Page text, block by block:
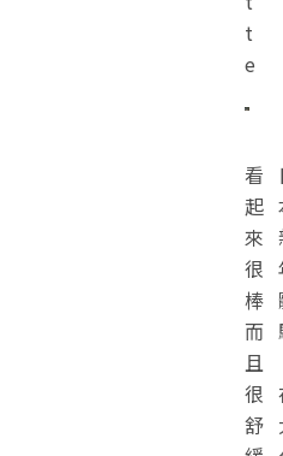
t
e
看
起
來
很
棒
而
且
很
舒